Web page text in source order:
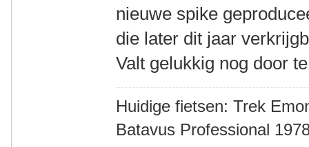
nieuwe spike
die later dit jaar
Valt gelukkig nog door
Huidige fietsen: Trek
Batavus Professional